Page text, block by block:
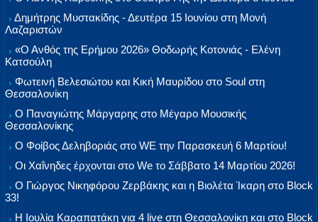
Δημήτρης Μυστακίδης - Δευτέρα 15 Ιουνίου στη Μονή
Λαζαριστών
«Ο Ανθός της Ερήμου 2026» Θοδωρής Κοτονιάς - Ελένη
Κατσούλη
Φωτεινή Βελεσιώτου και Κική Μαυρίδου στο Soul στη
Θεσσαλονίκη
Ο Παναγιώτης Μάργαρης στο Μέγαρο Μουσικής
Θεσσαλονίκης
Ο Φοίβος Δεληβοριάς στο WE την Παρασκευή 6 Μαρτίου!
Οι Χαΐνηδες έρχονται στο We το Σάββατο 14 Μαρτίου 2026!
Ο Γιώργος Νικηφόρου Ζερβάκης και η Βιολέτα Ίκαρη στο Block
33!
Η Ιουλία Καραπατάκη για 4 live στη Θεσσαλονίκη και στο Block